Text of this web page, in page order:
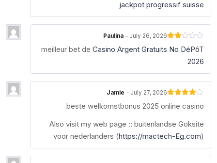
jackpot progressif suisse
2
Paulina– July 26, 2026
meilleur bet de Casino Argent Gratuits No DéPôT
2026
out of 5
Jamie– July 27, 2026
beste welkomstbonus 2025 online casino
Also visit my web page :: buitenlandse Goksite
voor nederlanders (https://mactech-Eg.com)